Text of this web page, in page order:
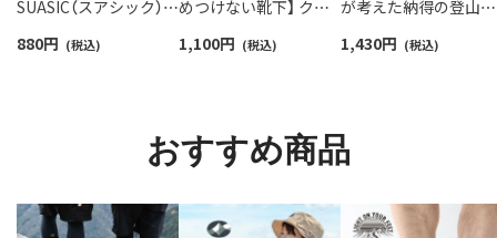
SUASIC（スアシック）
抗菌防臭 ソックス メン
880円 (税込)
めつけない靴下】 クル
【24-26cm】【26-28cm】
1,100円 (税込)
が考えた納得の登山用
リノウール混 クルー
1,430円 (税込)
おすすめ商品